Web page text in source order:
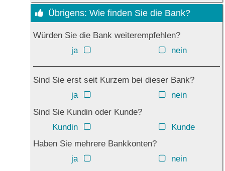
Übrigens: Wie finden Sie die Bank?
Würden Sie die Bank weiterempfehlen?
ja
nein
Sind Sie erst seit Kurzem bei dieser Bank?
ja
nein
Sind Sie Kundin oder Kunde?
Kundin
Kunde
Haben Sie mehrere Bankkonten?
ja
nein